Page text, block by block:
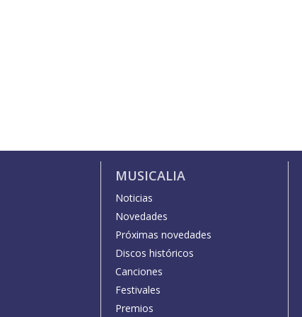
MUSICALIA
Noticias
Novedades
Próximas novedades
Discos históricos
Canciones
Festivales
Premios